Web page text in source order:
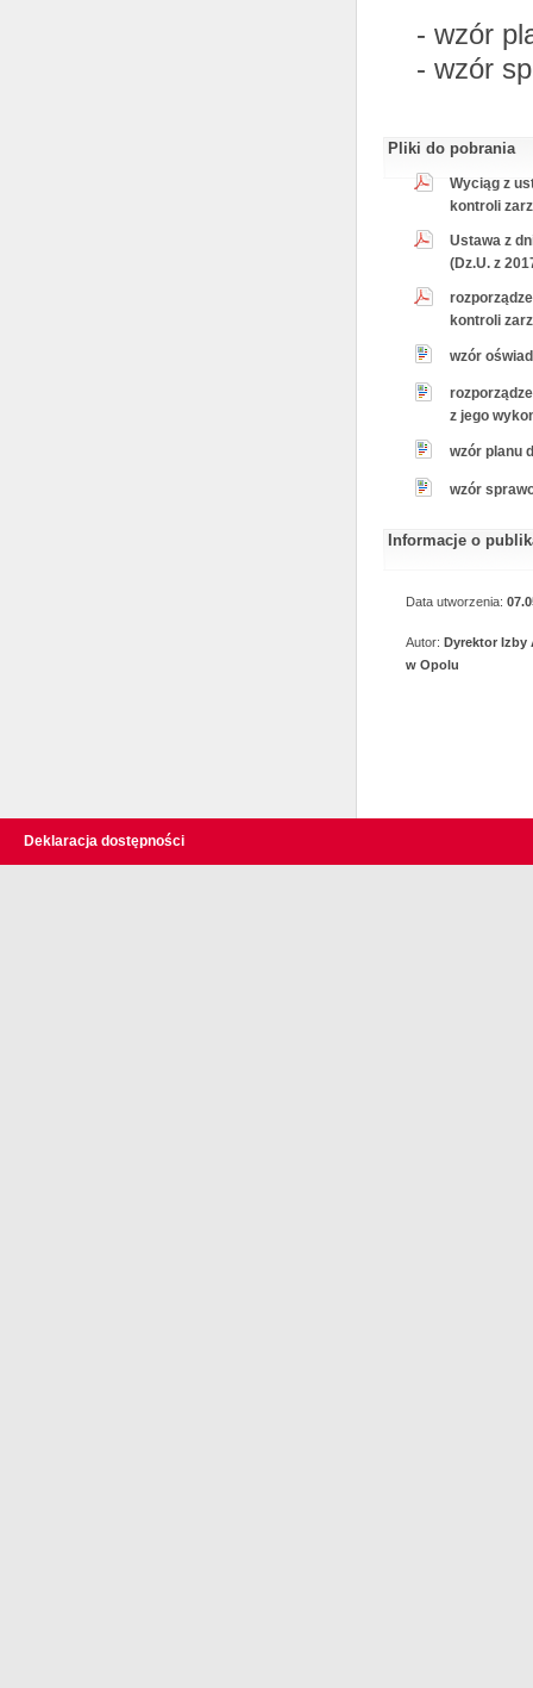
- wzór
- wzór
Pliki do pobrania
Wyciąg z
kontroli
Ustawa z
(Dz.U. z
kontroli
wzór
z jego
wzór planu
wzór
Informacje o
Data utworzenia:
Autor: Dyrektor Izby
w Opolu
Deklaracja dostępności